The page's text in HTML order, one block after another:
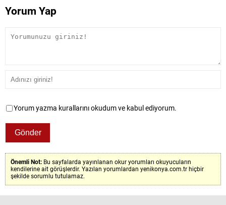
Yorum Yap
Yorum yazma kurallarını okudum ve kabul ediyorum.
Önemli Not: Bu sayfalarda yayınlanan okur yorumları okuyucuların
kendilerine ait görüşlerdir. Yazılan yorumlardan yenikonya.com.tr hiçbir
şekilde sorumlu tutulamaz.